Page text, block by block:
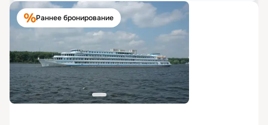
Раннее бронирование